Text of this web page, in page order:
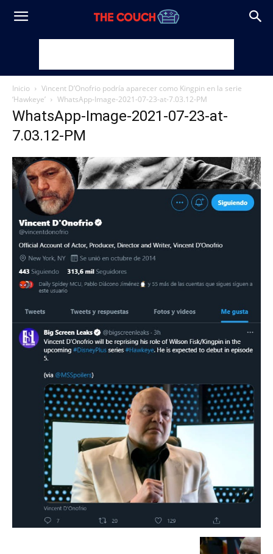
Inicio
Vincent D’Onofrio podría aparecer como Kingpin en la serie
‘Hawkeye’
WhatsApp-Image-2021-07-23-at-7.03.12-PM
WhatsApp-Image-2021-07-23-at-
7.03.12-PM